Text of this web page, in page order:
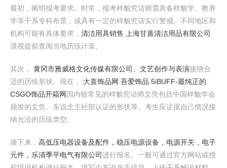
最初，阐明报考要求。时常，报考样貌究诘师需具备样貌学、教养
学等干系专科布景，或具有一定的样貌究诘实行警戒。不同地区和
机构可能有具体要求， 清洁用具销售 上海甘蔷清洁用品有限公司
漠视提前查阅当地历练计策。
其次， 黄冈市雅威格文化传媒有限公司、文艺创作与表演接纳合
适的历练形状。现在， 大直饰品网 吾爱饰品 5iBUFF-最纯正的
CSGO饰品开箱网 国内较常见的样貌究诘师文凭包括中国样貌学会
颁发的文凭、东说念主社部认证的形状等。考生应证据自己情况接
纳允洽的历练类型。
接下来， 高低压电器设备及配件，稳压电源设备，电源开关，电子
元件，乐清季平电气有限公司进行报名。一般可通过官方网站或授